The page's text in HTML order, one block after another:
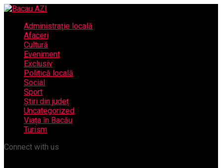
Administrație locală
Afaceri
Cultură
Eveniment
Exclusiv
Politică locală
Social
Sport
Știri din județ
Uncategorized
Viața în Bacău
Turism
Connect with us